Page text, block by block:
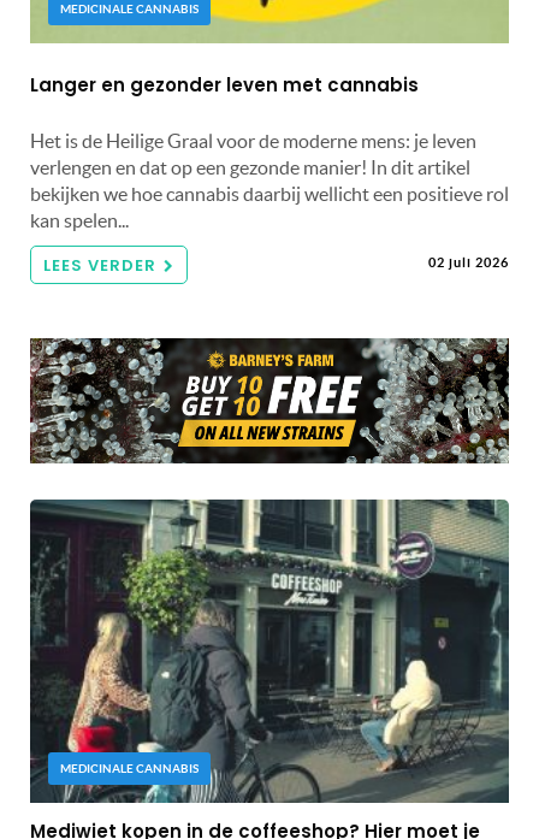
MEDICINALE CANNABIS
Langer en gezonder leven met cannabis
Het is de Heilige Graal voor de moderne mens: je leven
verlengen en dat op een gezonde manier! In dit artikel
bekijken we hoe cannabis daarbij wellicht een positieve rol
kan spelen...
LEES VERDER 02 juli 2026
MEDICINALE CANNABIS
Mediwiet kopen in de coffeeshop? Hier moet je